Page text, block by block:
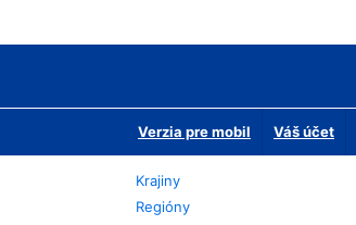
Verzia pre mobil Váš účet
Krajiny
Regióny